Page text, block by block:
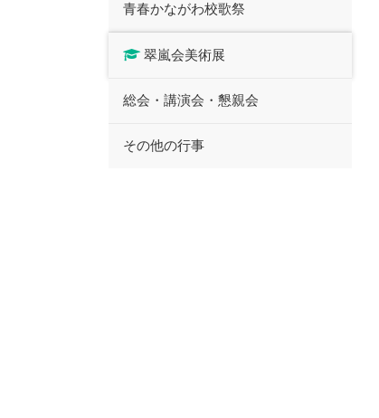
青春かながわ校歌祭
翠嵐会美術展
総会・講演会・懇親会
その他の行事